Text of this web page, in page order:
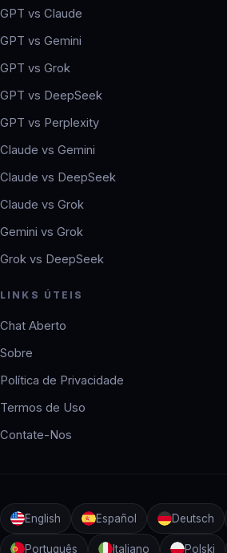
GPT vs Claude
GPT vs Gemini
GPT vs Grok
GPT vs DeepSeek
GPT vs Perplexity
Claude vs Gemini
Claude vs DeepSeek
Claude vs Grok
Gemini vs Grok
Grok vs DeepSeek
LINKS ÚTEIS
Chat Aberto
Sobre
Política de Privacidade
Termos de Uso
Contate-Nos
English Español Deutsch
Português Italiano Polski